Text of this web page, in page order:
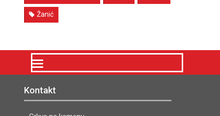
Žanić
Kontakt